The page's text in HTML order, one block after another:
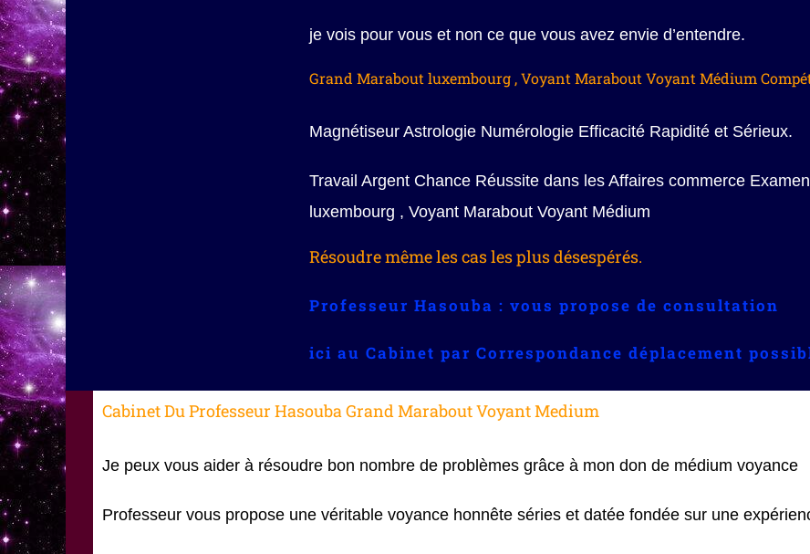
je vois pour vous et non ce que vous avez envie d’entendre.
Grand Marabout luxembourg , Voyant Marabout Voyant Médium
Magnétiseur Astrologie Numérologie Efficacité Rapidité et Sérieux.
Travail Argent Chance Réussite dans les Affaires commerce
luxembourg , Voyant Marabout Voyant Médium
Résoudre même les cas les plus désespérés.
Professeur Hasouba : vous propose de consultation
ici au Cabinet par Correspondance déplacement
Cabinet Du Professeur Hasouba Grand Marabout Voyant Medium
Je peux vous aider à résoudre bon nombre de problèmes grâce à mon don de médium voyance
Professeur vous propose une véritable voyance honnête séries et datée fondée sur une